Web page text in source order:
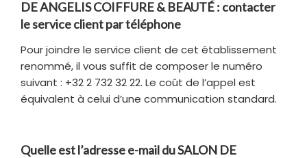
DE ANGELIS COIFFURE & BEAUTÉ : contacter
le service client par téléphone
Pour joindre le service client de cet établissement
renommé, il vous suffit de composer le numéro
suivant : +32 2 732 32 22. Le coût de l’appel est
équivalent à celui d’une communication standard.
Quelle est l’adresse e-mail du SALON DE